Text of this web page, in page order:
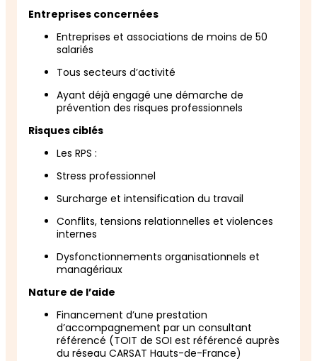
Entreprises concernées
Entreprises et associations de moins de 50
salariés
Tous secteurs d’activité
Ayant déjà engagé une démarche de
prévention des risques professionnels
Risques ciblés
Les RPS :
Stress professionnel
Surcharge et intensification du travail
Conflits, tensions relationnelles et violences
internes
Dysfonctionnements organisationnels et
managériaux
Nature de l’aide
Financement d’une prestation
d’accompagnement par un consultant
référencé (TOIT de SOI est référencé auprès
du réseau CARSAT Hauts-de-France)